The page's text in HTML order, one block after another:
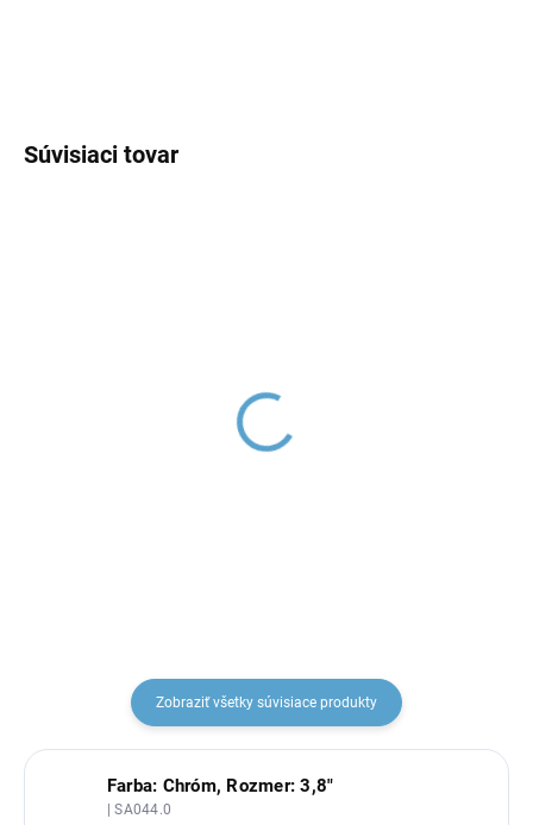
Súvisiaci tovar
Zobraziť všetky súvisiace produkty
Farba: Chróm, Rozmer: 3,8"
| SA044.0